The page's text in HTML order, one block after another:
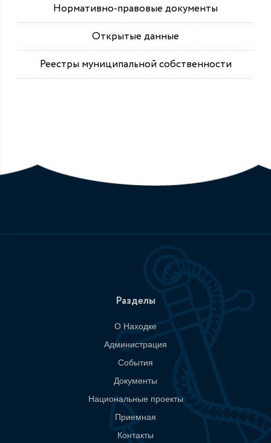
Нормативно-правовые документы
Открытые данные
Реестры муниципальной собственности
Разделы
О Находке
Администрация
События
Документы
Национальные проекты
Приемная
Контакты